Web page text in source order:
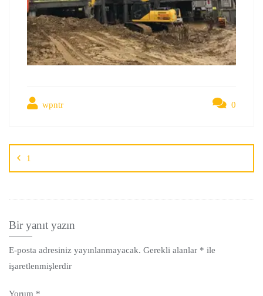
wpntr 0
1
Bir yanıt yazın
E-posta adresiniz yayınlanmayacak. Gerekli alanlar * ile
işaretlenmişlerdir
Yorum *